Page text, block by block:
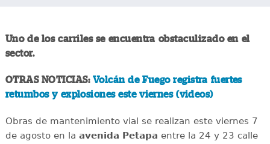
Uno de los carriles se encuentra obstaculizado en el
sector.
OTRAS NOTICIAS: Volcán de Fuego registra fuertes
retumbos y explosiones este viernes (videos)
Obras de mantenimiento vial se realizan este viernes 7
de agosto en la avenida Petapa entre la 24 y 23 calle